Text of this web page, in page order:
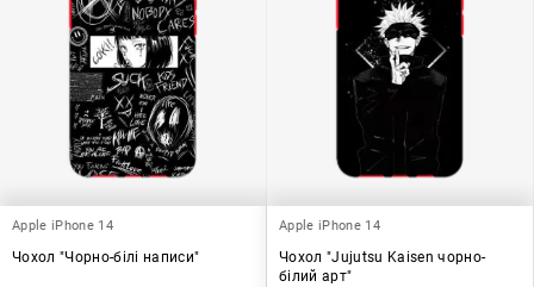
Apple iPhone 14
Чохол "Чорно-білі написи"
Apple iPhone 14
Чохол "Jujutsu Kaisen чорно-
білий арт"